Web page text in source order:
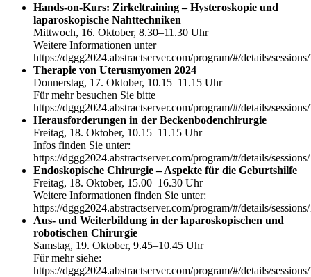
Hands-on-Kurs: Zirkeltraining – Hysteroskopie und
laparoskopische Nahttechniken
Mittwoch, 16. Oktober, 8.30–11.30 Uhr
Weitere Informationen unter
https://dggg2024.abstractserver.com/program/#/details/
Therapie von Uterusmyomen 2024
Donnerstag, 17. Oktober, 10.15–11.15 Uhr
Für mehr besuchen Sie bitte
https://dggg2024.abstractserver.com/program/#/details/
Herausforderungen in der Beckenbodenchirurgie
Freitag, 18. Oktober, 10.15–11.15 Uhr
Infos finden Sie unter:
https://dggg2024.abstractserver.com/program/#/details/
Endoskopische Chirurgie – Aspekte für die Geburtshilfe
Freitag, 18. Oktober, 15.00–16.30 Uhr
Weitere Informationen finden Sie unter:
https://dggg2024.abstractserver.com/program/#/details/
Aus- und Weiterbildung in der laparoskopischen und
robotischen Chirurgie
Samstag, 19. Oktober, 9.45–10.45 Uhr
Für mehr siehe:
https://dggg2024.abstractserver.com/program/#/details/